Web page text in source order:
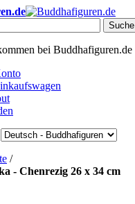
Suche
bei Buddhafiguren.de
/
- Chenrezig 26 x 34 cm